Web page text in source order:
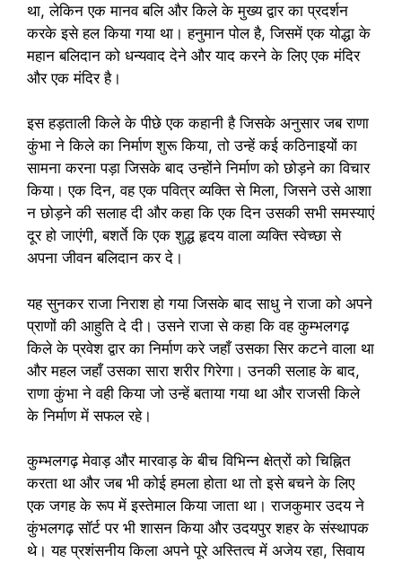
था, लेकिन एक मानव बलि और किले के मुख्य द्वार का प्रदर्शन
करके इसे हल किया गया था। हनुमान पोल है, जिसमें एक योद्धा के
महान बलिदान को धन्यवाद देने और याद करने के लिए एक मंदिर
और एक मंदिर है।
इस हड़ताली किले के पीछे एक कहानी है जिसके अनुसार जब राणा
कुंभा ने किले का निर्माण शुरू किया, तो उन्हें कई कठिनाइयों का
सामना करना पड़ा जिसके बाद उन्होंने निर्माण को छोड़ने का विचार
किया। एक दिन, वह एक पवित्र व्यक्ति से मिला, जिसने उसे आशा
न छोड़ने की सलाह दी और कहा कि एक दिन उसकी सभी समस्याएं
दूर हो जाएंगी, बशर्ते कि एक शुद्ध हृदय वाला व्यक्ति स्वेच्छा से
अपना जीवन बलिदान कर दे।
यह सुनकर राजा निराश हो गया जिसके बाद साधु ने राजा को अपने
प्राणों की आहुति दे दी। उसने राजा से कहा कि वह कुम्भलगढ़
किले के प्रवेश द्वार का निर्माण करे जहाँ उसका सिर कटने वाला था
और महल जहाँ उसका सारा शरीर गिरेगा। उनकी सलाह के बाद,
राणा कुंभा ने वही किया जो उन्हें बताया गया था और राजसी किले
के निर्माण में सफल रहे।
कुम्भलगढ़ मेवाड़ और मारवाड़ के बीच विभिन्न क्षेत्रों को चिह्नित
करता था और जब भी कोई हमला होता था तो इसे बचने के लिए
एक जगह के रूप में इस्तेमाल किया जाता था। राजकुमार उदय ने
कुंभलगढ़ सॉर्ट पर भी शासन किया और उदयपुर शहर के संस्थापक
थे। यह प्रशंसनीय किला अपने पूरे अस्तित्व में अजेय रहा, सिवाय